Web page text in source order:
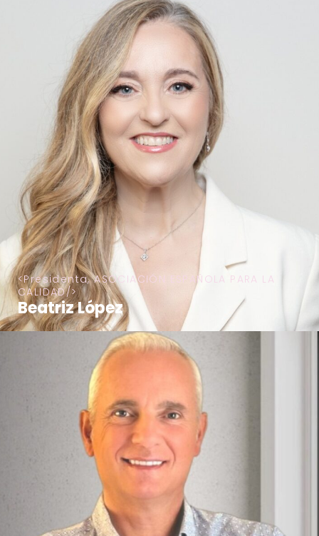
Presidenta, ASOCIACIÓN ESPAÑOLA PARA LA
CALIDAD
Beatriz López